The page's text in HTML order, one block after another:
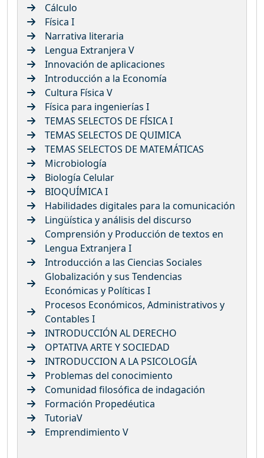
Cálculo
Física I
Narrativa literaria
Lengua Extranjera V
Innovación de aplicaciones
Introducción a la Economía
Cultura Física V
Física para ingenierías I
TEMAS SELECTOS DE FÍSICA I
TEMAS SELECTOS DE QUIMICA
TEMAS SELECTOS DE MATEMÁTICAS
Microbiología
Biología Celular
BIOQUÍMICA I
Habilidades digitales para la comunicación
Lingüística y análisis del discurso
Comprensión y Producción de textos en
Lengua Extranjera I
Introducción a las Ciencias Sociales
Globalización y sus Tendencias
Económicas y Políticas I
Procesos Económicos, Administrativos y
Contables I
INTRODUCCIÓN AL DERECHO
OPTATIVA ARTE Y SOCIEDAD
INTRODUCCION A LA PSICOLOGÍA
Problemas del conocimiento
Comunidad filosófica de indagación
Formación Propedéutica
TutoriaV
Emprendimiento V